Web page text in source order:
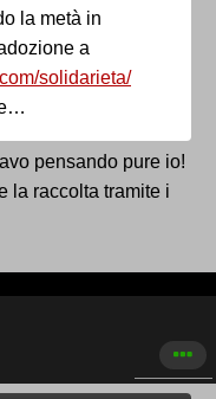
la metà in
a
solidarieta/
pensando pure io!
la raccolta tramite i